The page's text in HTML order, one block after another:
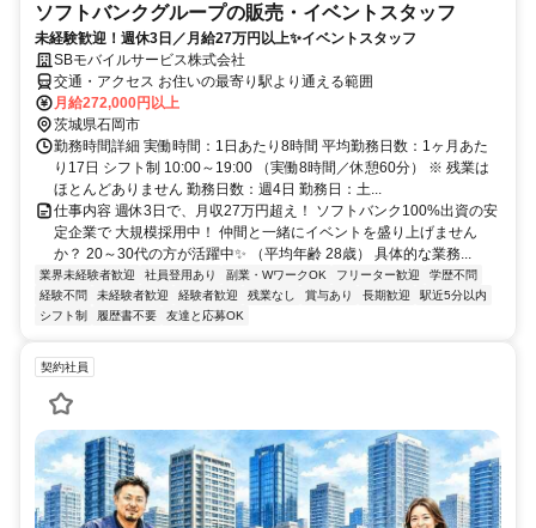
ソフトバンクグループの販売・イベントスタッフ
未経験歓迎！週休3日／月給27万円以上✨イベントスタッフ
SBモバイルサービス株式会社
交通・アクセス お住いの最寄り駅より通える範囲
月給272,000円以上
茨城県石岡市
勤務時間詳細 実働時間：1日あたり8時間 平均勤務日数：1ヶ月あた
り17日 シフト制 10:00～19:00 （実働8時間／休憩60分） ※ 残業は
ほとんどありません 勤務日数：週4日 勤務日：土...
仕事内容 週休3日で、月収27万円超え！ ソフトバンク100%出資の安
定企業で 大規模採用中！ 仲間と一緒にイベントを盛り上げません
か？ 20～30代の方が活躍中✨ （平均年齢 28歳） 具体的な業務...
業界未経験者歓迎 社員登用あり 副業・WワークOK フリーター歓迎
学歴不問
経験不問
未経験者歓迎 経験者歓迎 残業なし 賞与あり 長期歓迎
駅近5分以内
シフト制
履歴書不要 友達と応募OK
契約社員